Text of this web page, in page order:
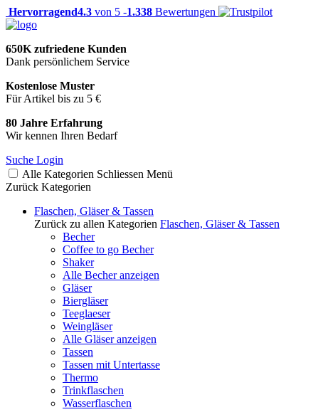
Hervorragend4.3 von 5 -1.338 Bewertungen
650K zufriedene Kunden
Dank persönlichem Service
Kostenlose Muster
Für Artikel bis zu 5 €
80 Jahre Erfahrung
Wir kennen Ihren Bedarf
Suche Login
Alle Kategorien Schliessen Menü
Zurück Kategorien
Flaschen, Gläser & Tassen
Zurück zu allen Kategorien Flaschen, Gläser & Tassen
Becher
Coffee to go Becher
Shaker
Alle Becher anzeigen
Gläser
Biergläser
Teeglaeser
Weingläser
Alle Gläser anzeigen
Tassen
Tassen mit Untertasse
Thermo
Trinkflaschen
Wasserflaschen